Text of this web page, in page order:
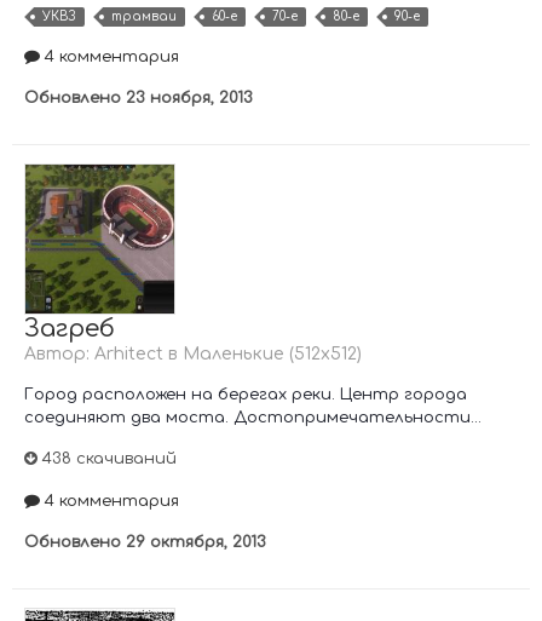
УКВЗ трамваи 60-е 70-е 80-е 90-е
4 комментария
Обновлено 23 ноября, 2013
Загреб
Автор: Arhitect в Маленькие (512х512)
Город расположен на берегах реки. Центр города
соединяют два моста. Достопримечательности...
438 скачиваний
4 комментария
Обновлено 29 октября, 2013